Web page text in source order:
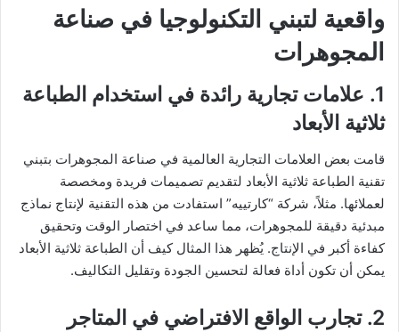
واقعية لتبني التكنولوجيا في صناعة
المجوهرات
1. علامات تجارية رائدة في استخدام الطباعة
ثلاثية الأبعاد
قامت بعض العلامات التجارية العالمية في صناعة المجوهرات بتبني
تقنية الطباعة ثلاثية الأبعاد لتقديم تصميمات فريدة ومخصصة
لعملائها. مثلاً، شركة “كارتييه” استفادت من هذه التقنية لإنتاج نماذج
مبدئية دقيقة للمجوهرات، مما ساعد في اختصار الوقت وتحقيق
كفاءة أكبر في الإنتاج. يُظهر هذا المثال كيف أن الطباعة ثلاثية الأبعاد
يمكن أن تكون أداة فعالة لتحسين الجودة وتقليل التكاليف.
2. تجارب الواقع الافتراضي في المتاجر